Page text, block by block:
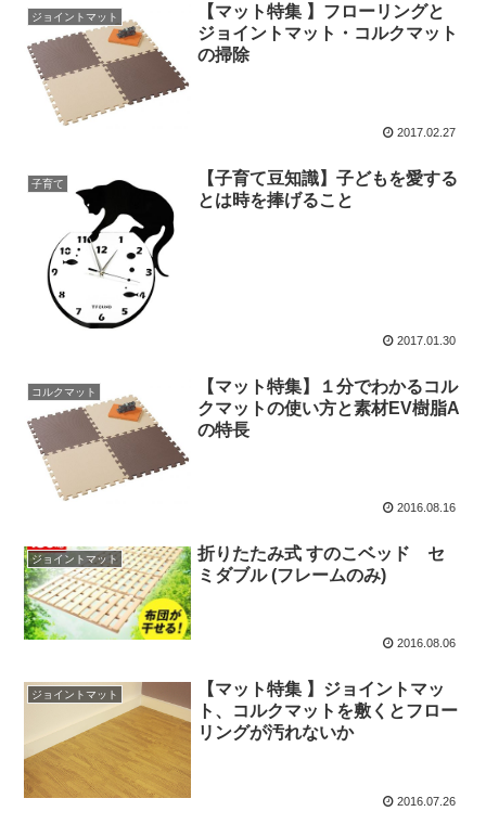
ジョイントマット
【マット特集 】フローリングと
ジョイントマット・コルクマット
の掃除
2017.02.27
子育て
【子育て豆知識】子どもを愛する
とは時を捧げること
2017.01.30
コルクマット
【マット特集】１分でわかるコル
クマットの使い方と素材EV樹脂A
の特長
2016.08.16
ジョイントマット
折りたたみ式 すのこベッド セ
ミダブル (フレームのみ)
2016.08.06
ジョイントマット
【マット特集 】ジョイントマッ
ト、コルクマットを敷くとフロー
リングが汚れないか
2016.07.26